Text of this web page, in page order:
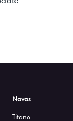
Novos
Titano